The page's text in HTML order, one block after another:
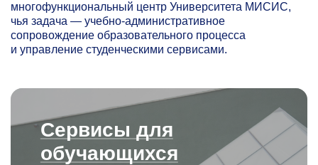
многофункциональный центр Университета МИСИС,
чья задача — учебно-административное
сопровождение образовательного процесса
и управление студенческими сервисами.
Сервисы для
обучающихся